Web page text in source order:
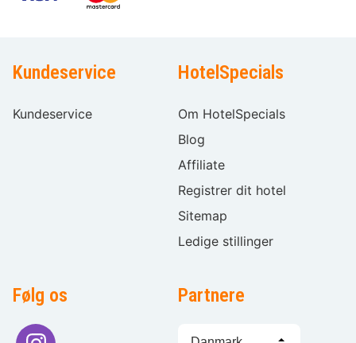
Kundeservice
Kundeservice
HotelSpecials
Om HotelSpecials
Blog
Affiliate
Registrer dit hotel
Sitemap
Ledige stillinger
Følg os Partnere